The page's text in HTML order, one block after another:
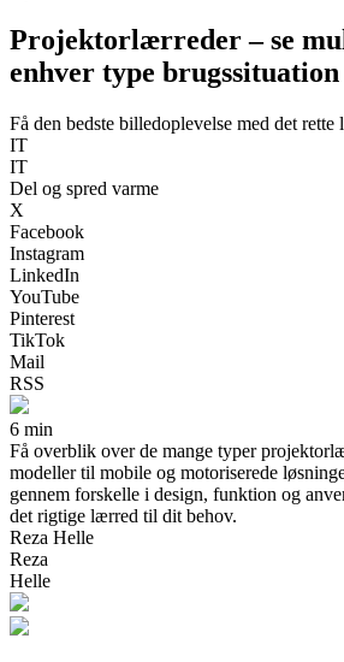
Projektorlærreder – se
enhver type brugssituation
Få den bedste billedoplevelse med det
IT
IT
Del og spred varme
X
Facebook
Instagram
LinkedIn
YouTube
Pinterest
TikTok
Mail
RSS
6 min
Få overblik over de mange typer
modeller til mobile og motoriserede
gennem forskelle i design, funktion og
det rigtige lærred til dit behov.
Reza Helle
Reza
Helle